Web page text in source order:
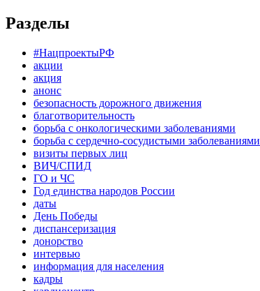
Разделы
#НацпроектыРФ
акции
акция
анонс
безопасность дорожного движения
благотворительность
борьба с онкологическими заболеваниями
борьба с сердечно-сосудистыми заболеваниями
визиты первых лиц
ВИЧ/СПИД
ГО и ЧС
Год единства народов России
даты
День Победы
диспансеризация
донорство
интервью
информация для населения
кадры